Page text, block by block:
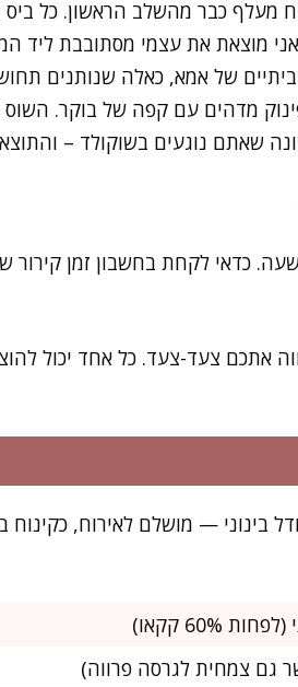
מעלף כבר מהשלב הראשון. כל
מוצאת את עצמי מסתובבת ליד
של אמא, כאלה שנותנים
מדהים עם קפה של בוקר.
שאתם נוגעים בשוקולד –
כדאי לקחת בחשבון זמן
אתכם צעד-צעד. כל אחד יכול
לכ-25 טראפלס בגודל בינוני — מושלם